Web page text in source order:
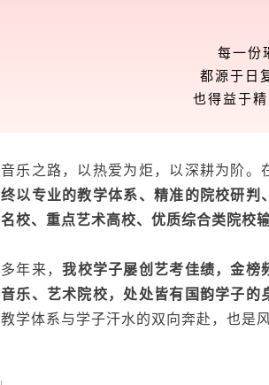
每一份
都源于日
也得益于
音乐之路，以热爱为炬，以深耕为阶。
终以专业的教学体系、精准的院校研
名校、重点艺术高校、优质综合类院校
多年来，我校学子屡创艺考佳绩，金榜
音乐、艺术院校，处处皆有国韵学子的
教学体系与学子汗水的双向奔赴，也是